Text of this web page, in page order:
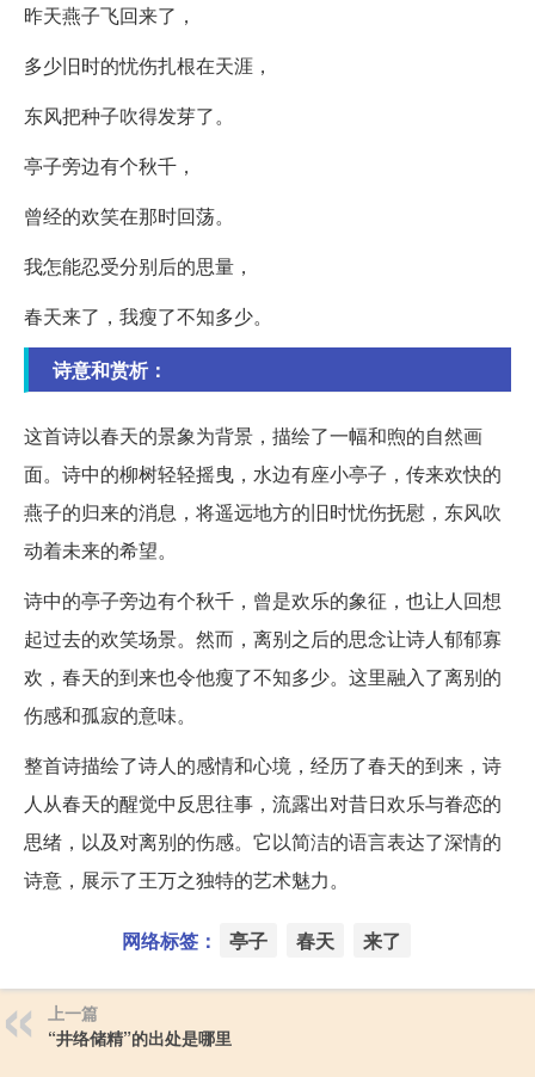
昨天燕子飞回来了，
多少旧时的忧伤扎根在天涯，
东风把种子吹得发芽了。
亭子旁边有个秋千，
曾经的欢笑在那时回荡。
我怎能忍受分别后的思量，
春天来了，我瘦了不知多少。
诗意和赏析：
这首诗以春天的景象为背景，描绘了一幅和煦的自然画
面。诗中的柳树轻轻摇曳，水边有座小亭子，传来欢快的
燕子的归来的消息，将遥远地方的旧时忧伤抚慰，东风吹
动着未来的希望。
诗中的亭子旁边有个秋千，曾是欢乐的象征，也让人回想
起过去的欢笑场景。然而，离别之后的思念让诗人郁郁寡
欢，春天的到来也令他瘦了不知多少。这里融入了离别的
伤感和孤寂的意味。
整首诗描绘了诗人的感情和心境，经历了春天的到来，诗
人从春天的醒觉中反思往事，流露出对昔日欢乐与眷恋的
思绪，以及对离别的伤感。它以简洁的语言表达了深情的
诗意，展示了王万之独特的艺术魅力。
网络标签： 亭子 春天 来了
上一篇
“井络储精”的出处是哪里